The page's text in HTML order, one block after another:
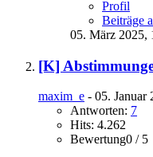
Profil
Beiträge
05. März 2025,
[K]
maxim_e - 05. Januar
Antworten: 7
Hits: 4.262
Bewertung0 / 5